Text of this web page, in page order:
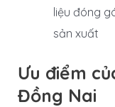
liệu đóng
sản xuất
Ưu điểm
Đồng Nai